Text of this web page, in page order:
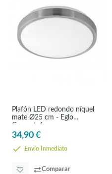
Plafón LED redondo níquel
mate Ø25 cm - Eglo
Competa1
34,90 €
Envío Inmediato
Comparar